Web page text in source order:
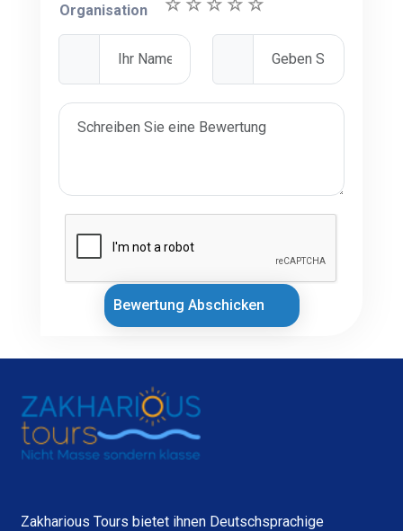
Organisation
Bewertung Abschicken
Zakharious Tours bietet ihnen Deutschsprachige